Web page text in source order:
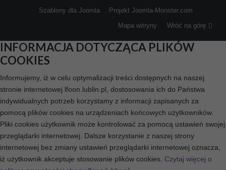
Szablony dla Joomla
. Projekt Joomla-Monster.com
Mapa witryny
Wróć na górę
INFORMACJA DOTYCZĄCA PLIKÓW
COOKIES
Informujemy, iż w celu optymalizacji treści dostępnych na naszej
stronie internetowej lfoon.lublin.pl, dostosowania ich do Państwa
indywidualnych potrzeb korzystamy z informacji zapisanych za
pomocą plików cookies na urządzeniach końcowych użytkowników.
Pliki cookies użytkownik może kontrolować za pomocą ustawień swojej
przeglądarki internetowej. Dalsze korzystanie z naszej strony
internetowej bez zmiany ustawień przeglądarki internetowej oznacza,
iż użytkownik akceptuje stosowanie plików cookies. Czytaj więcej o